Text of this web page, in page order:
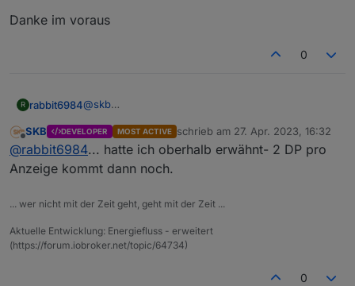
Danke im voraus
0
R rabbit6984@skb
Habe ein sma homemanager 2 der hat einen Wert
für Bezug und einen für Einspeisung keine
saldierung. Zumindest zeigt es im adapter keine an.
Und wie kommt leben in den Verbrauch? Habe da
nix gefunden. Beim alten Adapter war ja einfach
irgendwo zu setzen in Verbrauch einberechnen.
Hier finde ich das jetzt nicht.
Offline
SKB DEVELOPER MOST ACTIVE schrieb am 27. Apr. 2023, 16:32
zuletzt editiert von
@rabbit6984... hatte ich oberhalb erwähnt- 2 DP pro
Anzeige kommt dann noch.
... wer nicht mit der Zeit geht, geht mit der Zeit ...
Aktuelle Entwicklung: Energiefluss - erweitert
(https://forum.iobroker.net/topic/64734)
0